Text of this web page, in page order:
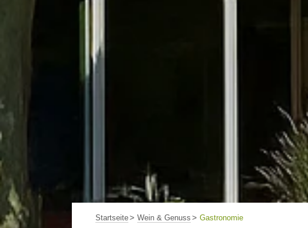
Startseite Wein & Genuss Gastronomie